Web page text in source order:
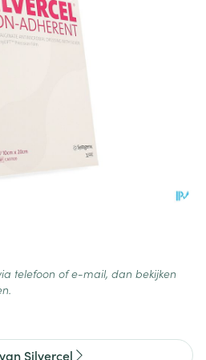
telefoon of e-mail, dan bekijken
Silvercel